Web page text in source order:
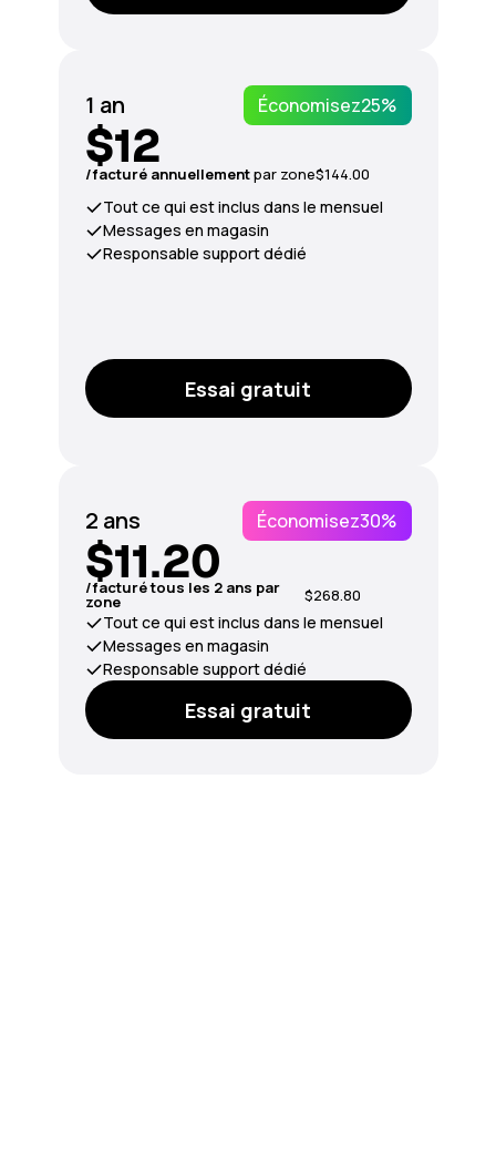
1 an Économisez25%
$12
/facturé annuellementpar zone$144.00
Tout ce qui est inclus dans le mensuel
Messages en magasin
Responsable support dédié
Essai gratuit
2 ans Économisez30%
$11.20
/facturé tous les 2 ans par
zone $268.80
Tout ce qui est inclus dans le mensuel
Messages en magasin
Responsable support dédié
Essai gratuit